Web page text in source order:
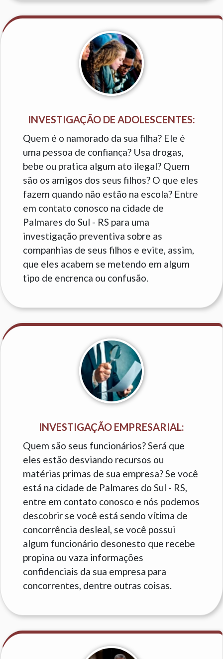
INVESTIGAÇÃO DE ADOLESCENTES:
Quem é o namorado da sua filha? Ele é
uma pessoa de confiança? Usa drogas,
bebe ou pratica algum ato ilegal? Quem
são os amigos dos seus filhos? O que eles
fazem quando não estão na escola? Entre
em contato conosco na cidade de
Palmares do Sul - RS para uma
investigação preventiva sobre as
companhias de seus filhos e evite, assim,
que eles acabem se metendo em algum
tipo de encrenca ou confusão.
INVESTIGAÇÃO EMPRESARIAL:
Quem são seus funcionários? Será que
eles estão desviando recursos ou
matérias primas de sua empresa? Se você
está na cidade de Palmares do Sul - RS,
entre em contato conosco e nós podemos
descobrir se você está sendo vítima de
concorrência desleal, se você possui
algum funcionário desonesto que recebe
propina ou vaza informações
confidenciais da sua empresa para
concorrentes, dentre outras coisas.